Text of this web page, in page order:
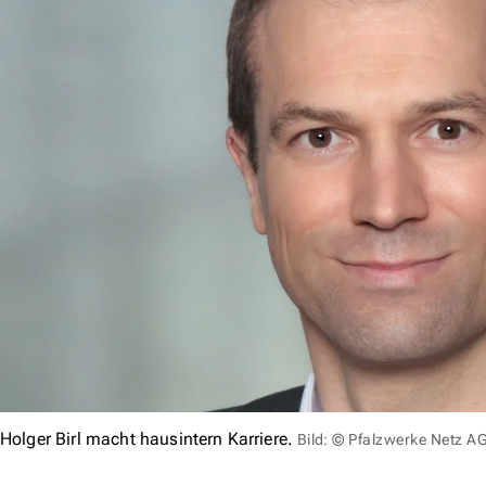
Holger Birl macht hausintern Karriere. Bild: © Pfalzwerke Netz